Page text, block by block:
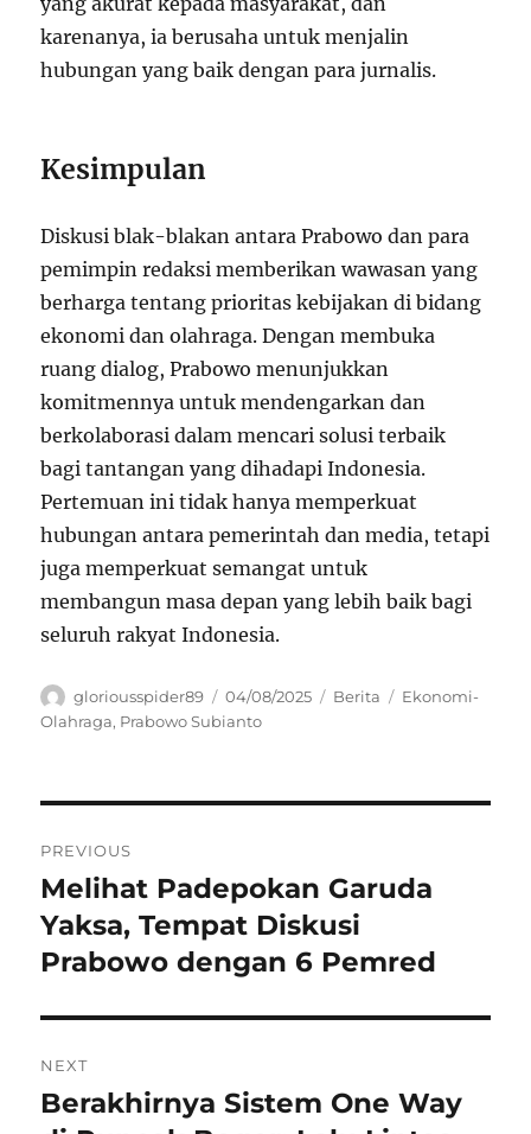
karenanya, ia berusaha untuk menjalin
hubungan yang baik dengan para jurnalis.
Kesimpulan
Diskusi blak-blakan antara Prabowo dan para
pemimpin redaksi memberikan wawasan yang
berharga tentang prioritas kebijakan di bidang
ekonomi dan olahraga. Dengan membuka
ruang dialog, Prabowo menunjukkan
komitmennya untuk mendengarkan dan
berkolaborasi dalam mencari solusi terbaik
bagi tantangan yang dihadapi Indonesia.
Pertemuan ini tidak hanya memperkuat
hubungan antara pemerintah dan media, tetapi
juga memperkuat semangat untuk
membangun masa depan yang lebih baik bagi
seluruh rakyat Indonesia.
Author
gloriousspider89
Posted
on
04/08/2025 Categories
Berita Tags
Ekonomi-
Olahraga, Prabowo Subianto
pos
PREVIOUS
Previous
post:
Melihat Padepokan Garuda
Yaksa, Tempat Diskusi
Prabowo dengan 6 Pemred
NEXT
Next
Berakhirnya Sistem One Way